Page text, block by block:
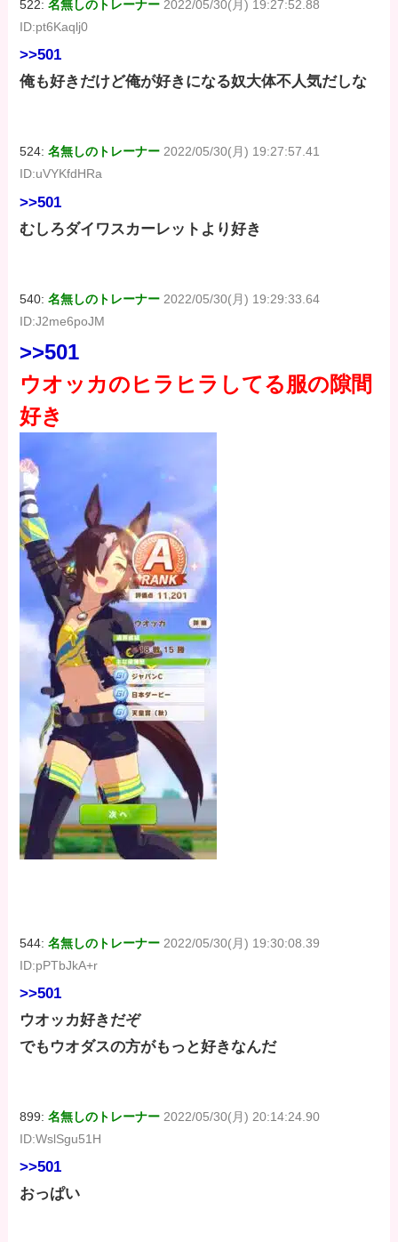
522:名無しのトレーナー 2022/05/30(月) 19:27:52.88
ID:pt6Kaqlj0
>>501
俺も好きだけど俺が好きになる奴大体不人気だしな
524:名無しのトレーナー 2022/05/30(月) 19:27:57.41
ID:uVYKfdHRa
>>501
むしろダイワスカーレットより好き
540:名無しのトレーナー 2022/05/30(月) 19:29:33.64
ID:J2me6poJM
>>501
ウオッカのヒラヒラしてる服の隙間
好き
544:名無しのトレーナー 2022/05/30(月) 19:30:08.39
ID:pPTbJkA+r
>>501
ウオッカ好きだぞ
でもウオダスの方がもっと好きなんだ
899:名無しのトレーナー 2022/05/30(月) 20:14:24.90
ID:WslSgu51H
>>501
おっぱい